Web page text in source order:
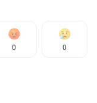
0 0